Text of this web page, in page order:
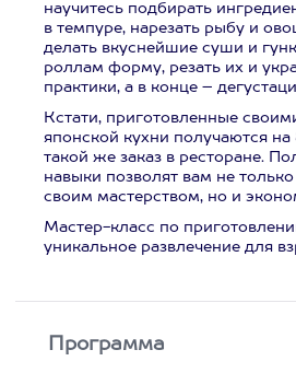
научитесь подбирать
в темпуре, нарезать рыбу и
делать вкуснейшие суши и
роллам форму, резать их и
практики, а в конце –
Кстати, приготовленные
японской кухни получаются
такой же заказ в ресторане.
навыки позволят вам не
своим мастерством, но и
Мастер-класс по
уникальное развлечение для
Программа